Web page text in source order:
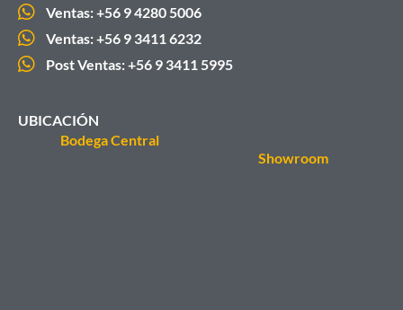
Ventas: +56 9 4280 5006
Ventas: +56 9 3411 6232
Post Ventas: +56 9 3411 5995
UBICACIÓN
Bodega Central
Showroom